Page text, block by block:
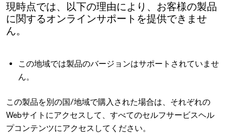
現時点では、以下の理由により、お客様の製品
に関するオンラインサポートを提供できませ
ん。
この地域では製品のバージョンはサポートされていませ
ん。
この製品を別の国/地域で購入された場合は、それぞれの
Webサイトにアクセスして、すべてのセルフサービスヘル
プコンテンツにアクセスしてください。